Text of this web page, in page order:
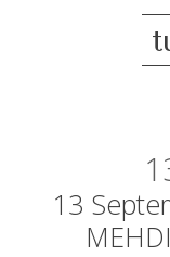
13